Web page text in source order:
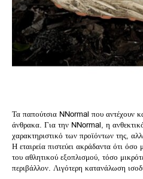
Τα παπούτσια NNormal που αντέχουν
άνθρακα. Για την NNormal, η
χαρακτηριστικό των προϊόντων της,
Η εταιρεία πιστεύει ακράδαντα ότι όσο
του αθλητικού εξοπλισμού, τόσο
περιβάλλον. Λιγότερη κατανάλωση